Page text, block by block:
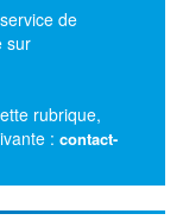
de
sur
rubrique,
: contact-